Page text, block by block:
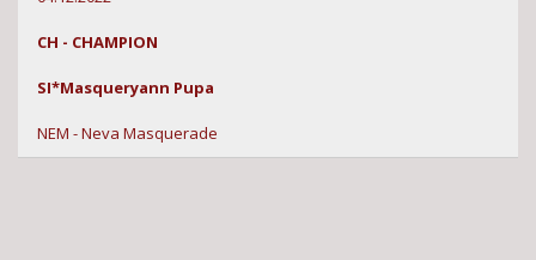
CH - CHAMPION
SI*Masqueryann Pupa
NEM - Neva Masquerade